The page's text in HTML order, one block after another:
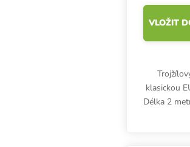
VLOŽIT
klasickou
Délka 2